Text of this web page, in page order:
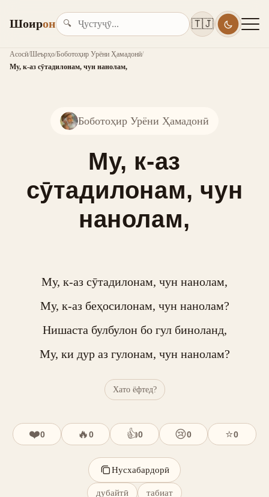
Шоирон 🔍 🇹🇯
Асосӣ/Шеърҳо/Боботоҳир Урёни Ҳамадонӣ/
Му, к-аз сӯтадилонам, чун нанолам,
Боботоҳир Урёни Ҳамадонӣ
Му, к-аз
сӯтадилонам, чун
нанолам,
Му, к-аз сӯтадилонам, чун нанолам,
Му, к-аз беҳосилонам, чун нанолам?
Нишаста булбулон бо гул биноланд,
Му, ки дур аз гулонам, чун нанолам?
Хато ёфтед?
❤️0 🔥0 👍0 😢0 ⭐0
Нусхабардорӣ
дубайтӣ табиат